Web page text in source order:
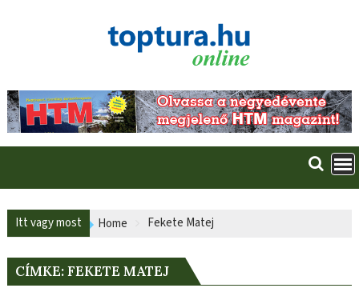
Itt vagy most Home Fekete Matej
CÍMKE:FEKETE MATEJ